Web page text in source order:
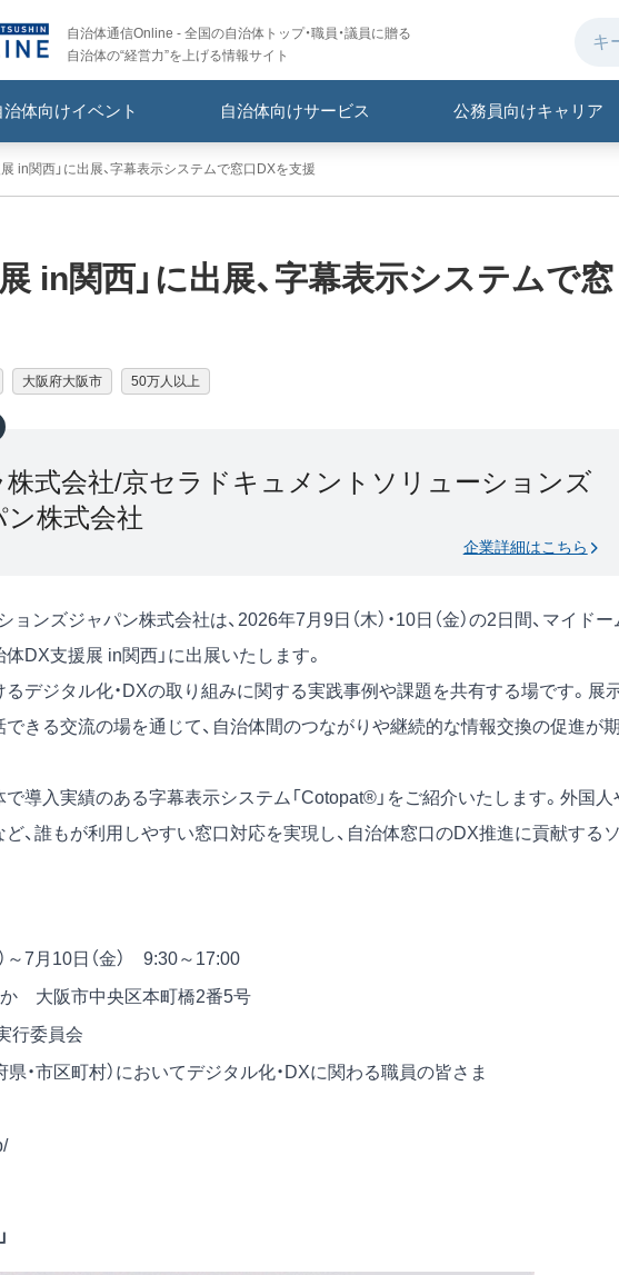
自治体通信Online - 全国の自治体トップ・職員・議員に贈る
自治体の“経営力”を上げる情報サイト
治体向けイベント 自治体向けサービス 公務員向けキャリア
in関西」に出展、字幕表示システムで窓口DXを支援
in関西」に出展、字幕表示システムで窓
大阪府大阪市 50万人以上
株式会社/京セラドキュメントソリューションズ
ン株式会社
企業詳細はこちら
ンズジャパン株式会社は、2026年7月9日（木）・10日（金）の2日間、マイドー
DX支援展 in関西」に出展いたします。
デジタル化・DXの取り組みに関する実践事例や課題を共有する場です。展
できる交流の場を通じて、自治体間のつながりや継続的な情報交換の促進が
導入実績のある字幕表示システム「Cotopat®」をご紹介いたします。外国人
、誰もが利用しやすい窓口対応を実現し、自治体窓口のDX推進に貢献する
～7月10日（金） 9:30～17:00
大阪市中央区本町橋2番5号
行委員会
県・市区町村）においてデジタル化・DXに関わる職員の皆さま